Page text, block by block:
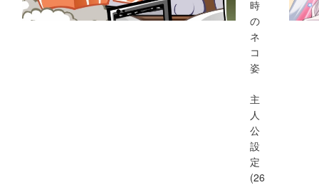
時
の
ネ
コ
姿
主
人
公
設
定
(26